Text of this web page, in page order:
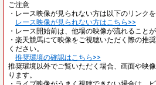
ご注意
・レース映像が見られない方は以下のリンク
レース映像が見られない方はこちら>>
・レース開始前は、他場の映像が流れることが
・楽天競馬にて映像をご視聴いただく際の推
ください。
推奨環境の確認はこちら>>
推奨環境以外でご覧いただく場合、画面や映
ります。